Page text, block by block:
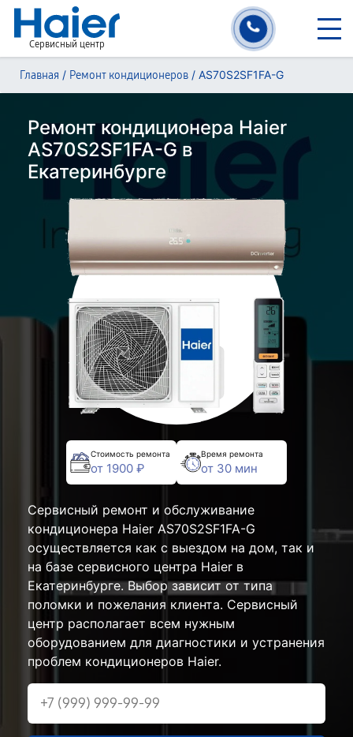
Сервисный центр
Главная / Ремонт кондиционеров / AS70S2SF1FA-G
Ремонт кондиционера Haier
AS70S2SF1FA-G в
Екатеринбурге
Стоимость ремонта
от 1900 ₽
Время ремонта
от 30 мин
Сервисный ремонт и обслуживание
кондиционера Haier AS70S2SF1FA-G
осуществляется как с выездом на дом, так и
на базе сервисного центра Haier в
Екатеринбурге. Выбор зависит от типа
поломки и пожелания клиента. Сервисный
центр располагает всем нужным
оборудованием для диагностики и устранения
проблем кондиционеров Haier.